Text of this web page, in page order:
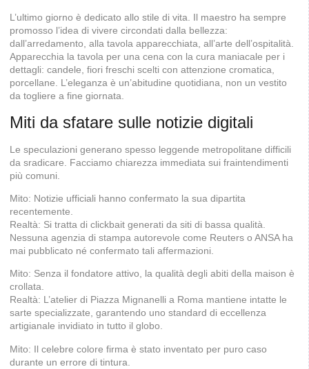
L’ultimo giorno è dedicato allo stile di vita. Il maestro ha sempre
promosso l’idea di vivere circondati dalla bellezza:
dall’arredamento, alla tavola apparecchiata, all’arte dell’ospitalità.
Apparecchia la tavola per una cena con la cura maniacale per i
dettagli: candele, fiori freschi scelti con attenzione cromatica,
porcellane. L’eleganza è un’abitudine quotidiana, non un vestito
da togliere a fine giornata.
Miti da sfatare sulle notizie digitali
Le speculazioni generano spesso leggende metropolitane difficili
da sradicare. Facciamo chiarezza immediata sui fraintendimenti
più comuni.
Mito: Notizie ufficiali hanno confermato la sua dipartita
recentemente.
Realtà: Si tratta di clickbait generati da siti di bassa qualità.
Nessuna agenzia di stampa autorevole come Reuters o ANSA ha
mai pubblicato né confermato tali affermazioni.
Mito: Senza il fondatore attivo, la qualità degli abiti della maison è
crollata.
Realtà: L’atelier di Piazza Mignanelli a Roma mantiene intatte le
sarte specializzate, garantendo uno standard di eccellenza
artigianale invidiato in tutto il globo.
Mito: Il celebre colore firma è stato inventato per puro caso
durante un errore di tintura.